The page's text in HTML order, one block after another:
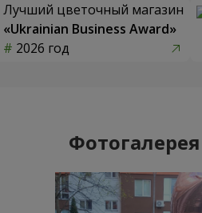
Лучший цветочный магазин
«Ukrainian Business Award»
2026 год
Фотогалерея